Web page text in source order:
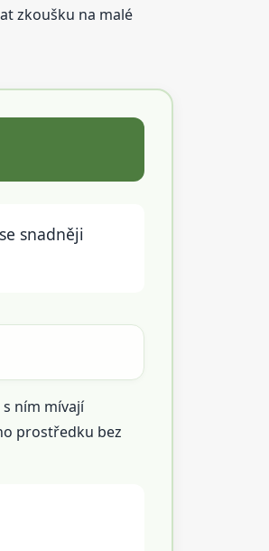
zkoušku na malé
snadněji
ním mívají
prostředku bez